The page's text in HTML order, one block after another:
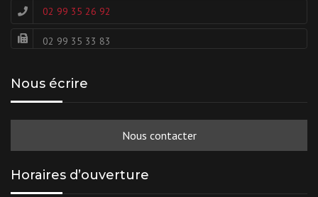
02 99 35 26 92
02 99 35 33 83
Nous écrire
Nous contacter
Horaires d’ouverture